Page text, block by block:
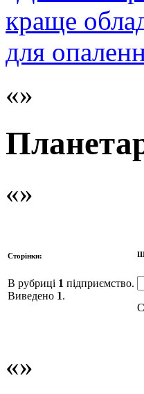
Сторінки:
В рубриці 1 підприємство.
Виведено 1.